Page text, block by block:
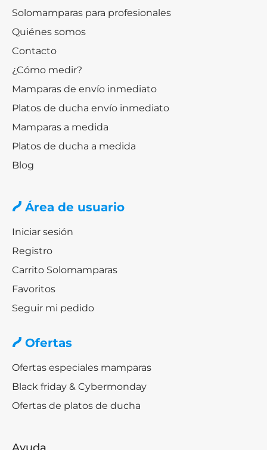
Solomamparas para profesionales
Quiénes somos
Contacto
¿Cómo medir?
Mamparas de envío inmediato
Platos de ducha envío inmediato
Mamparas a medida
Platos de ducha a medida
Blog
Área de usuario
Iniciar sesión
Registro
Carrito Solomamparas
Favoritos
Seguir mi pedido
Ofertas
Ofertas especiales mamparas
Black friday & Cybermonday
Ofertas de platos de ducha